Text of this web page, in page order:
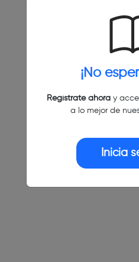
¡No
Regístrate ahoray
a lo mejor de
Inicia